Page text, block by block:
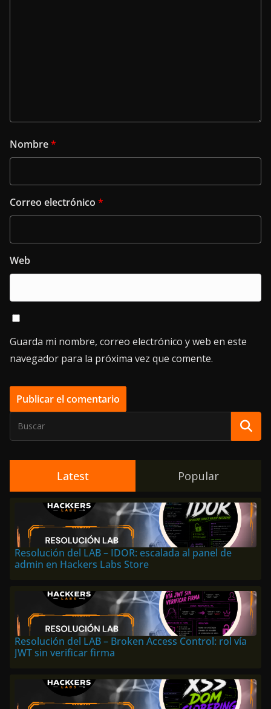
Nombre*
Correo electrónico *
Web
Guarda mi nombre, correo electrónico y web en este
navegador para la próxima vez que comente.
Latest Popular
Resolución del LAB – IDOR: escalada al panel de
admin en Hackers Labs Store
Resolución del LAB – Broken Access Control: rol vía
JWT sin verificar firma